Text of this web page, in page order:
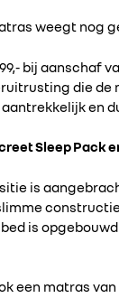
weegt nog
bij aanschaf
die
en
Sleep Pack
is
is
een matras